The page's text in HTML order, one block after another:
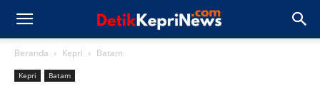
Beranda Kepri Batam
Kepri Batam